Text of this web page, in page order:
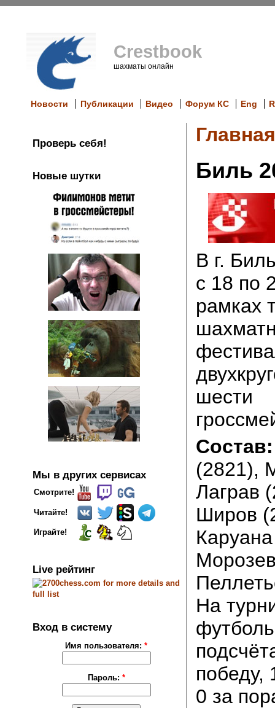
Crestbook
шахматы онлайн
Новости Публикации Видео Форум КС Eng
Проверь себя!
Новые шутки
Мы в других сервисах
Смотрите!
Читайте!
Играйте!
Live рейтинг
Вход в систему
Имя пользователя:*
Пароль: *
Главная
Биль
В г.
с 18 по
рамках
шести
Состав:
(2821),
Лаграв
Широв
На
победу,
0 за